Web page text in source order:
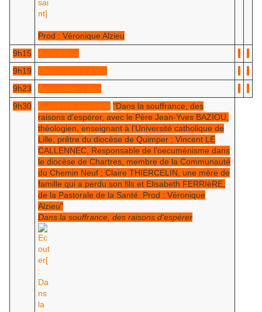
Prod : Véronique Alzieu
9h15
9h19
9h23
9h30
"Dans la souffrance, des
raisons d'espérer, avec le Père Jean-Yves BAZIOU,
théologien, enseignant à l'Université catholique de
Lille, prêtre du diocèse de Quimper ; Vincent LE
CALLENNEC, Responsable de l'oecuménisme dans
le diocèse de Chartres, membre de la Communauté
du Chemin Neuf ; Claire THIERCELIN, une mère de
famille qui a perdu son fils et Elisabeth FERRIèRE,
de la Pastorale de la Santé. Prod : Véronique
Alzieu"
Dans la souffrance, des raisons d'espérer